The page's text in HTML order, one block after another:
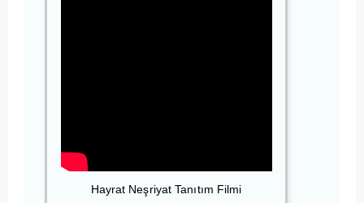
Hayrat Neşriyat Tanıtım Filmi